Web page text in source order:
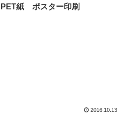
PET紙 ポスター印刷
2016.10.13